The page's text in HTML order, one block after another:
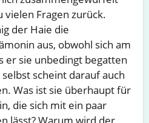
vielen Fragen zurück.
der Haie die
aus, obwohl sich am
er sie unbedingt begatten
scheint darauf auch
Was ist sie überhaupt für
die sich mit ein paar
lässt? Warum wird der